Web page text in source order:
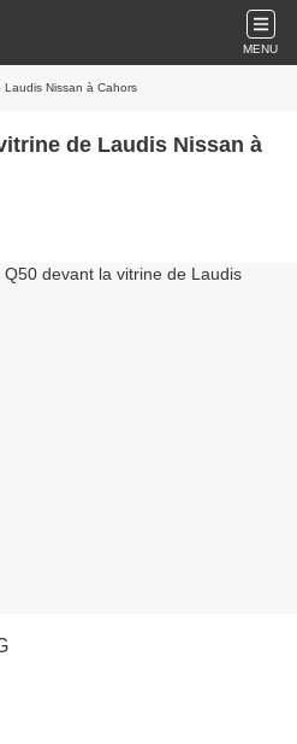
MENU
Nissan à Cahors
de Laudis Nissan à